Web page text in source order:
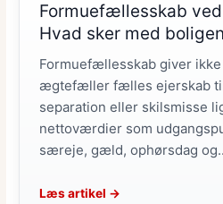
Formuefællesskab
Hvad sker med
Formuefællesskab giver
ægtefæller fælles ejerskab til
separation eller skilsmisse
nettoværdier som
særeje, gæld, ophørsdag
Læs artikel →